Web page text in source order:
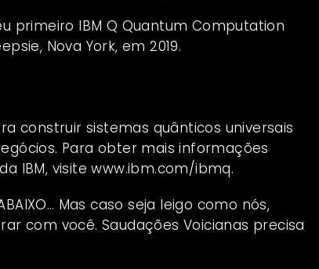
primeiro IBM Q Quantum Computation
Nova York, em 2019.
construir sistemas quânticos universais
Para obter mais informações
IBM, visite www.ibm.com/ibmq.
Mas caso seja leigo como nós,
com você. Saudações Voicianas precisa